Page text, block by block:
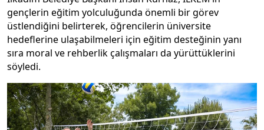
gençlerin eğitim yolculuğunda önemli bir görev
üstlendiğini belirterek, öğrencilerin üniversite
hedeflerine ulaşabilmeleri için eğitim desteğinin yanı
sıra moral ve rehberlik çalışmaları da yürüttüklerini
söyledi.